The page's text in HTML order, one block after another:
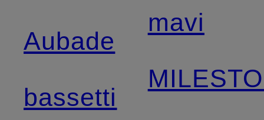
Aubade
bassetti
mavi